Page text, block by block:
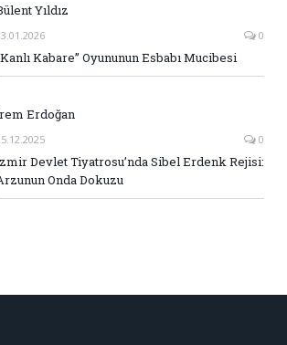
Yıldız
0
Kabare” Oyununun Esbabı Mucibesi
Erdoğan
0
Devlet Tiyatrosu’nda Sibel Erdenk Rejisi:
Onda Dokuzu